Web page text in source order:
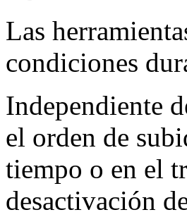
Las
condiciones
Independiente
el orden de
tiempo o en el
desactivación